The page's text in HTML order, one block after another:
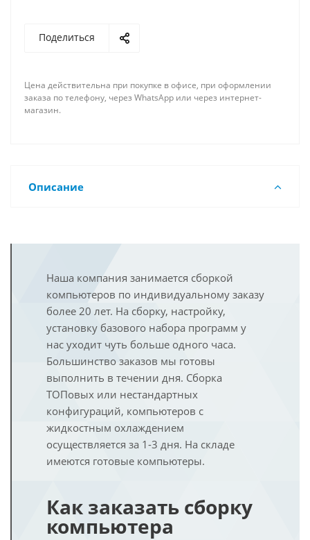
Поделиться
Цена действительна при покупке в офисе, при оформлении
заказа по телефону, через WhatsApp или через интернет-
магазин.
Описание
Наша компания занимается сборкой
компьютеров по индивидуальному заказу
более 20 лет. На сборку, настройку,
установку базового набора программ у
нас уходит чуть больше одного часа.
Большинство заказов мы готовы
выполнить в течении дня. Сборка
ТОПовых или нестандартных
конфигураций, компьютеров с
жидкостным охлаждением
осуществляется за 1-3 дня. На складе
имеются готовые компьютеры.
Как заказать сборку
компьютера